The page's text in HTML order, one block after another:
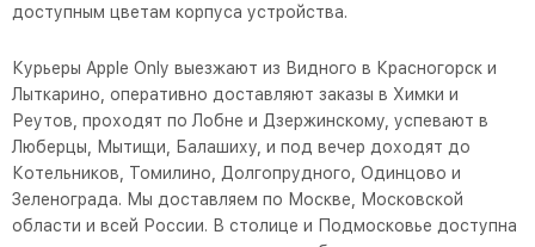
доступным цветам корпуса устройства.
Курьеры Apple Only выезжают из Видного в Красногорск и
Лыткарино, оперативно доставляют заказы в Химки и
Реутов, проходят по Лобне и Дзержинскому, успевают в
Люберцы, Мытищи, Балашиху, и под вечер доходят до
Котельников, Томилино, Долгопрудного, Одинцово и
Зеленограда. Мы доставляем по Москве, Московской
области и всей России. В столице и Подмосковье доступна